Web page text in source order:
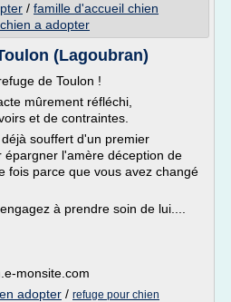
/ famille d'accueil chien
a adopter
(Lagoubran)
de Toulon !
mûrement réfléchi,
et de contraintes.
souffert d'un premier
épargner l'amère déception de
fois parce que vous avez changé
à prendre soin de lui....
monsite.com
adopter / refuge pour chien